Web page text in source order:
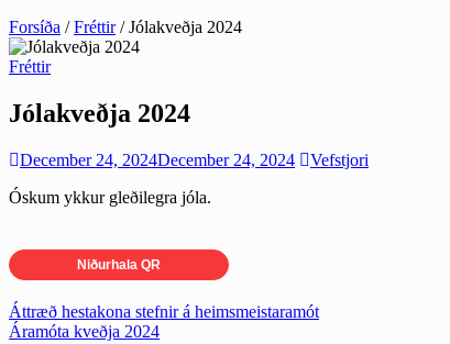
Forsíða /Fréttir/ Jólakveðja 2024
Fréttir
Jólakveðja 2024
December 24, 2024December 24, 2024
Vefstjori
Óskum ykkur gleðilegra jóla.
Niðurhala QR
Post
Áttræð hestakona stefnir á heimsmeistaramót
Áramóta kveðja 2024